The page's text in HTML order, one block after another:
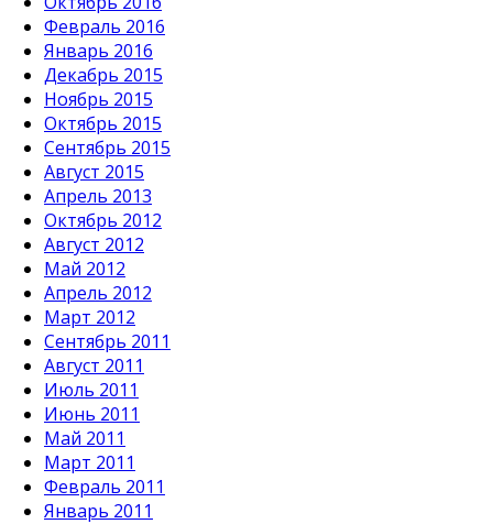
Февраль 2016
Январь 2016
Декабрь 2015
Ноябрь 2015
Октябрь 2015
Сентябрь 2015
Август 2015
Апрель 2013
Октябрь 2012
Август 2012
Май 2012
Апрель 2012
Март 2012
Сентябрь 2011
Август 2011
Июль 2011
Июнь 2011
Май 2011
Март 2011
Февраль 2011
Январь 2011